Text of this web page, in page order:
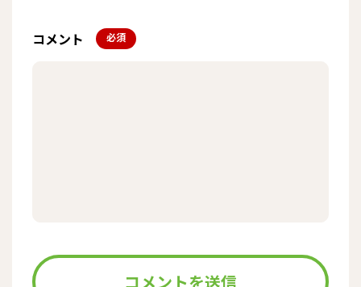
コメント *